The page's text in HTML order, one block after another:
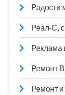
Радости
Реал-С,
Реклама
Ремонт
Ремонт